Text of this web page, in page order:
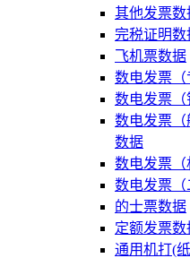
其他发票数
完税证明数
飞机票数据
数电发票
数电发票
数电发票（
数据
数电发票
数电发票
的士票数据
定额发票数
通用机打(